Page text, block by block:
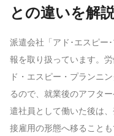
との違いを解
派遣会社「アド･エスピー
報を取り扱っています。
ド・エスピー・プランニ
るので、就業後のアフタ
遣社員として働いた後は
接雇用の形態へ移ることも